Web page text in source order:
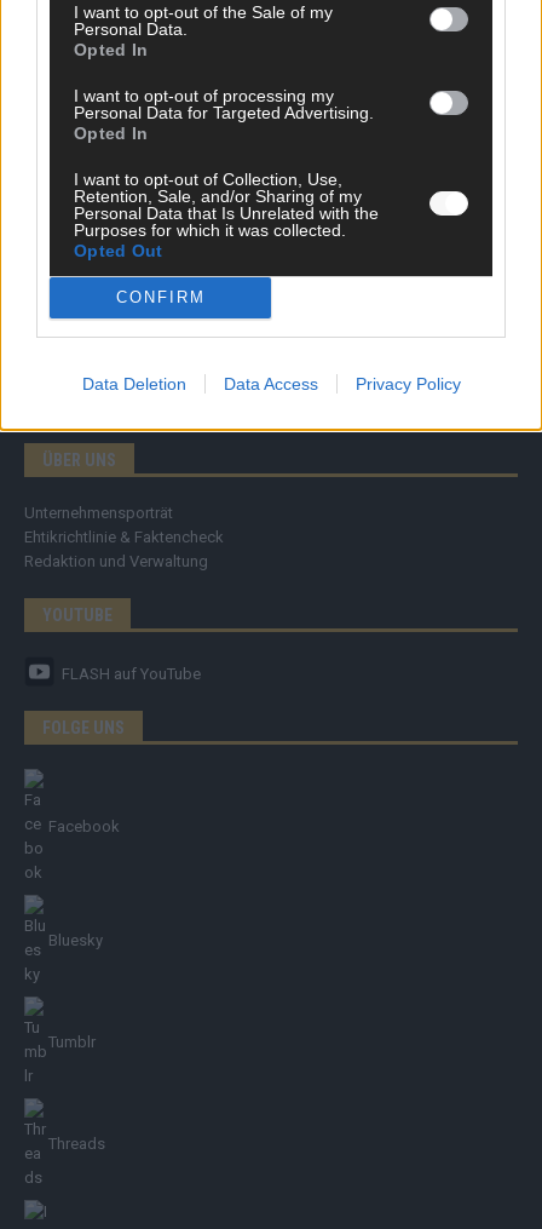
I want to opt-out of the Sale of my
Personal Data.
Opted In
I want to opt-out of processing my
Personal Data for Targeted Advertising.
Opted In
I want to opt-out of Collection, Use,
Retention, Sale, and/or Sharing of my
Personal Data that Is Unrelated with the
Purposes for which it was collected.
Opted Out
CONFIRM
Data Deletion Data Access Privacy Policy
DIREKT ZUM THEMA
Politik & Co
Tipps & Tricks
Brainpower
Specials
Meinung
Streams & Storys
ÜBER UNS
Unternehmensporträt
Ehtikrichtlinie & Faktencheck
Redaktion und Verwaltung
YOUTUBE
FLASH auf YouTube
FOLGE UNS
Facebook
Bluesky
Tumblr
Threads